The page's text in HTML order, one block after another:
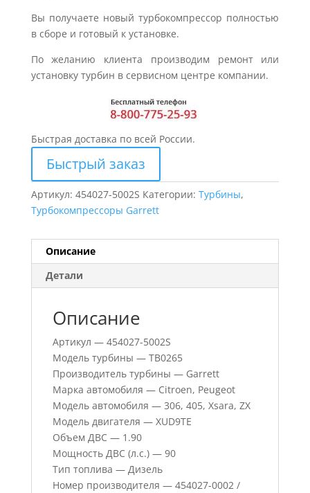
Вы получаете новый турбокомпрессор полностью
в сборе и готовый к установке.
По желанию клиента производим ремонт или
установку турбин в сервисном центре компании.
Быстрая доставка по всей России.
Быстрый заказ
Артикул: 454027-5002S Категории: Турбины,
Турбокомпрессоры Garrett
Описание
Детали
Описание
Артикул — 454027-5002S
Модель турбины — TB0265
Производитель турбины — Garrett
Марка автомобиля — Citroen, Peugeot
Модель автомобиля — 306, 405, Xsara, ZX
Модель двигателя — XUD9TE
Объем ДВС — 1.90
Мощность ДВС (л.с.) — 90
Тип топлива — Дизель
Номер производителя — 454027-0002 /